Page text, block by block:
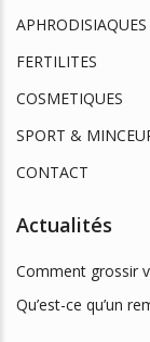
APHRODISIAQUES
FERTILITES
COSMETIQUES
SPORT &
CONTACT
Actualités
Comment grossir
Qu’est-ce qu’un